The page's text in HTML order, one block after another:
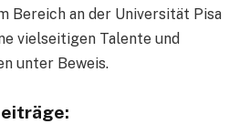
Bereich an der Universität Pisa
vielseitigen Talente und
unter Beweis.